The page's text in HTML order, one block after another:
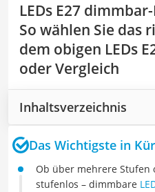
LEDs E27
So wählen Sie das
dem obigen LEDs
oder Vergleich
Inhaltsverzeichnis
Das Wichtigste in
Ob über mehrere Stufen
stufenlos – dimmbare